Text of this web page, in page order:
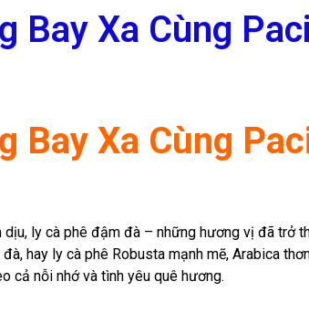
Bay Xa Cùng
Bay Xa Cùng
ly cà phê đậm đà – những hương vị đã trở
hay ly cà phê Robusta mạnh mẽ, Arabica
cả nỗi nhớ và tình yêu quê hương.